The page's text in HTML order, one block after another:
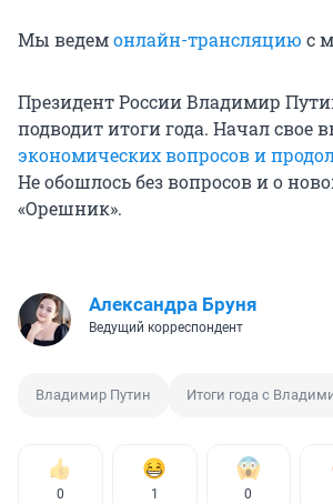
Мы ведемонлайн-трансляцию с
Президент России Владимир
подводит итоги года. Начал свое
экономических вопросов и
Не обошлось без вопросов и о
«Орешник».
Александра Бруня
Ведущий корреспондент
Владимир Путин Итоги года с
0 1 0